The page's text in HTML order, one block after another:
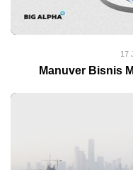
17
Manuver Bisnis